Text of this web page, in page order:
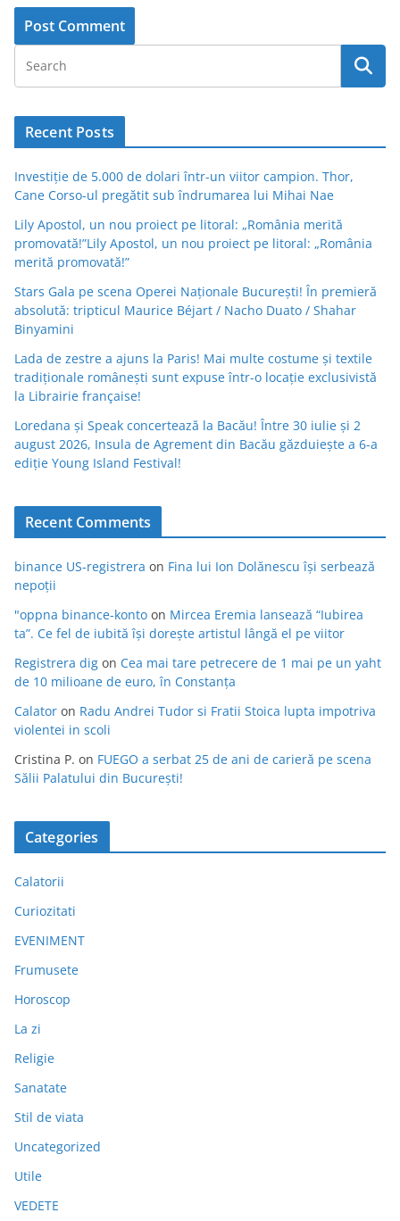
Recent Posts
Investiție de 5.000 de dolari într-un viitor campion. Thor,
Cane Corso-ul pregătit sub îndrumarea lui Mihai Nae
Lily Apostol, un nou proiect pe litoral: „România merită
promovată!”Lily Apostol, un nou proiect pe litoral: „România
merită promovată!”
Stars Gala pe scena Operei Naționale București! În premieră
absolută: tripticul Maurice Béjart / Nacho Duato / Shahar
Binyamini
Lada de zestre a ajuns la Paris! Mai multe costume și textile
tradiționale românești sunt expuse într-o locație exclusivistă
la Librairie française!
Loredana și Speak concertează la Bacău! Între 30 iulie și 2
august 2026, Insula de Agrement din Bacău găzduiește a 6-a
ediție Young Island Festival!
Recent Comments
binance US-registrera on Fina lui Ion Dolănescu își serbează
nepoții
"oppna binance-konto on Mircea Eremia lansează “Iubirea
ta”. Ce fel de iubită își dorește artistul lângă el pe viitor
Registrera dig on Cea mai tare petrecere de 1 mai pe un yaht
de 10 milioane de euro, în Constanța
Calator on Radu Andrei Tudor si Fratii Stoica lupta impotriva
violentei in scoli
Cristina P. on FUEGO a serbat 25 de ani de carieră pe scena
Sălii Palatului din București!
Categories
Calatorii
Curiozitati
EVENIMENT
Frumusete
Horoscop
La zi
Religie
Sanatate
Stil de viata
Uncategorized
Utile
VEDETE